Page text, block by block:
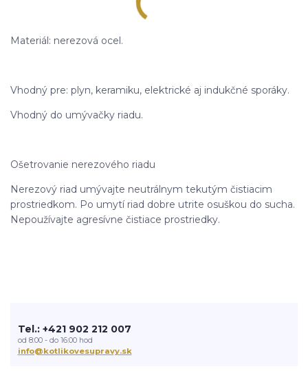
Materiál: nerezová ocel.
Vhodný pre: plyn, keramiku, elektrické aj indukčné sporáky.
Vhodný do umývačky riadu.
Ošetrovanie nerezového riadu
Nerezový riad umývajte neutrálnym tekutým čistiacim
prostriedkom. Po umytí riad dobre utrite osuškou do sucha.
Nepoužívajte agresívne čistiace prostriedky.
Tel.: +421 902 212 007
od 8:00 - do 16:00 hod
info@kotlikovesupravy.sk